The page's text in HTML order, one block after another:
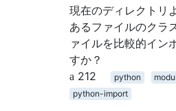
現在のディレクトリ
あるファイルのクラ
ァイルを比較的イン
すか？
212
python
python-import